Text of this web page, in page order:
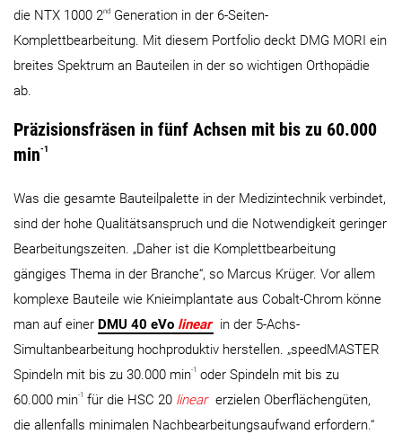
die NTX 1000 2nd Generation in der 6-Seiten-
Komplettbearbeitung. Mit diesem Portfolio deckt DMG MORI ein
breites Spektrum an Bauteilen in der so wichtigen Orthopädie
ab.
Präzisionsfräsen in fünf Achsen mit bis zu 60.000
min-1
Was die gesamte Bauteilpalette in der Medizintechnik verbindet,
sind der hohe Qualitätsanspruch und die Notwendigkeit geringer
Bearbeitungszeiten. „Daher ist die Komplettbearbeitung
gängiges Thema in der Branche“, so Marcus Krüger. Vor allem
komplexe Bauteile wie Knieimplantate aus Cobalt-Chrom könne
man auf einer DMU 40 eVo linear
in der 5-Achs-
Simultanbearbeitung hochproduktiv herstellen. „speedMASTER
Spindeln mit bis zu 30.000 min-1
oder Spindeln mit bis zu
60.000 min-1 für die HSC 20 linear erzielen Oberflächengüten,
die allenfalls minimalen Nachbearbeitungsaufwand erfordern.“